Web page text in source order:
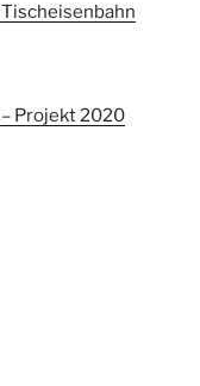
Projekt 2020